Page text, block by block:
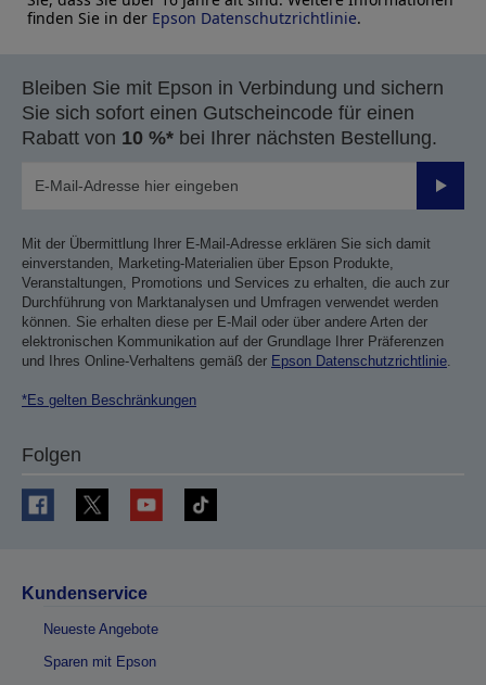
finden Sie in der Epson Datenschutzrichtlinie.
Bleiben Sie mit Epson in Verbindung und sichern
Sie sich sofort einen Gutscheincode für einen
Rabatt von 10 %* bei Ihrer nächsten Bestellung.
Mit der Übermittlung Ihrer E-Mail-Adresse erklären Sie sich damit
einverstanden, Marketing-Materialien über Epson Produkte,
Veranstaltungen, Promotions und Services zu erhalten, die auch zur
Durchführung von Marktanalysen und Umfragen verwendet werden
können. Sie erhalten diese per E-Mail oder über andere Arten der
elektronischen Kommunikation auf der Grundlage Ihrer Präferenzen
und Ihres Online-Verhaltens gemäß der Epson Datenschutzrichtlinie.
*Es gelten Beschränkungen
Folgen
Kundenservice
Neueste Angebote
Sparen mit Epson